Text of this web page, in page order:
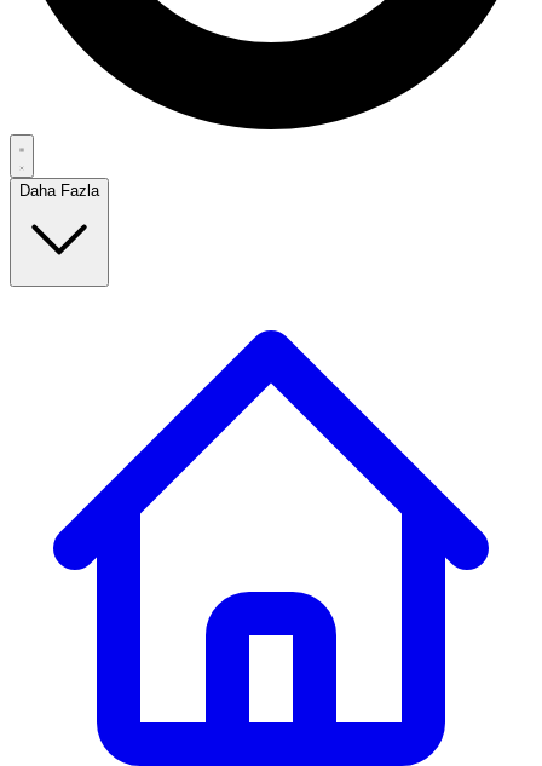
Daha Fazla